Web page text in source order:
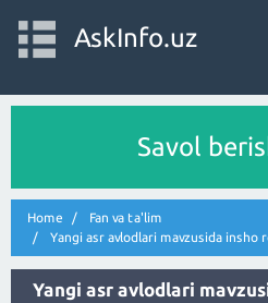
AskInfo.uz
Savol
Home
Fan va ta'lim
Yangi asr avlodlari mavzusida insho
Yangi asr avlodlari